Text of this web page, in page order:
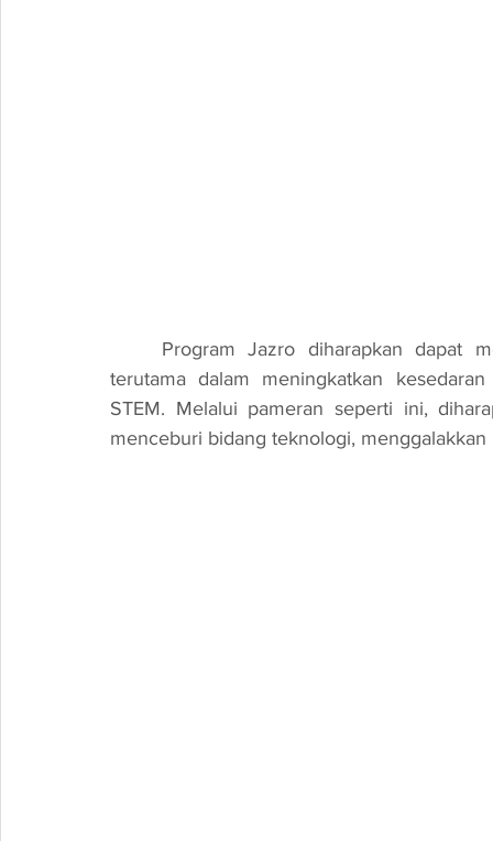
terutama dalam meningkatkan
STEM. Melalui pameran seperti ini,
menceburi bidang teknologi,